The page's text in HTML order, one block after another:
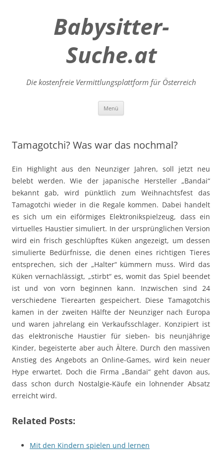
Babysitter-
Suche.at
Die kostenfreie Vermittlungsplattform für Österreich
Menü
Tamagotchi? Was war das nochmal?
Ein Highlight aus den Neunziger Jahren, soll jetzt neu
belebt werden. Wie der japanische Hersteller „Bandai“
bekannt gab, wird pünktlich zum Weihnachtsfest das
Tamagotchi wieder in die Regale kommen. Dabei handelt
es sich um ein eiförmiges Elektronikspielzeug, dass ein
virtuelles Haustier simuliert. In der ursprünglichen Version
wird ein frisch geschlüpftes Küken angezeigt, um dessen
simulierte Bedürfnisse, die denen eines richtigen Tieres
entsprechen, sich der „Halter“ kümmern muss. Wird das
Küken vernachlässigt, „stirbt“ es, womit das Spiel beendet
ist und von vorn beginnen kann. Inzwischen sind 24
verschiedene Tierearten gespeichert. Diese Tamagotchis
kamen in der zweiten Hälfte der Neunziger nach Europa
und waren jahrelang ein Verkaufsschlager. Konzipiert ist
das elektronische Haustier für sieben- bis neunjährige
Kinder, begeisterte aber auch Ältere. Durch den massiven
Anstieg des Angebots an Online-Games, wird kein neuer
Hype erwartet. Doch die Firma „Bandai“ geht davon aus,
dass schon durch Nostalgie-Käufe ein lohnender Absatz
erreicht wird.
Related Posts:
Mit den Kindern spielen und lernen